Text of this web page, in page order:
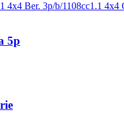
4x4 Ber. 3p/b/1108cc1.1 4x4
5p